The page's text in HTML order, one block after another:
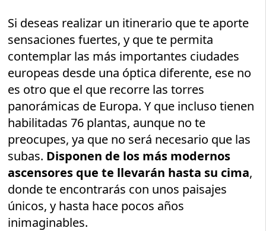
Si deseas realizar un itinerario que te aporte
sensaciones fuertes, y que te permita
contemplar las más importantes ciudades
europeas desde una óptica diferente, ese no
es otro que el que recorre las torres
panorámicas de Europa. Y que incluso tienen
habilitadas 76 plantas, aunque no te
preocupes, ya que no será necesario que las
subas. Disponen de los más modernos
ascensores que te llevarán hasta su cima,
donde te encontrarás con unos paisajes
únicos, y hasta hace pocos años
inimaginables.